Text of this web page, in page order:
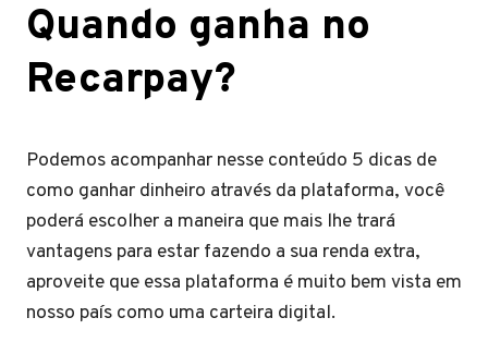
Quando ganha no
Recarpay?
Podemos acompanhar nesse conteúdo 5 dicas de
como ganhar dinheiro através da plataforma, você
poderá escolher a maneira que mais lhe trará
vantagens para estar fazendo a sua renda extra,
aproveite que essa plataforma é muito bem vista em
nosso país como uma carteira digital.